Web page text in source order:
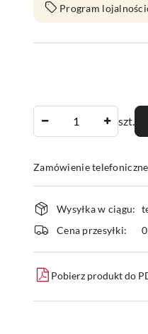
Program
szt.
Zamówienie
Dostępność
i
dostawa
Wysyłka w ciągu:
Cena przesyłki:
0
Pobierz produkt do